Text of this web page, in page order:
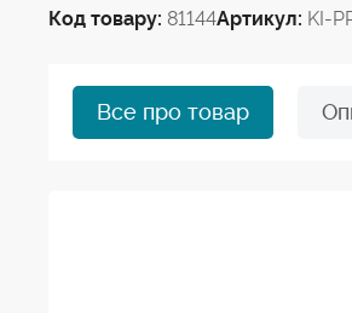
Код товару: 81144Артикул: KI-
Все про товар